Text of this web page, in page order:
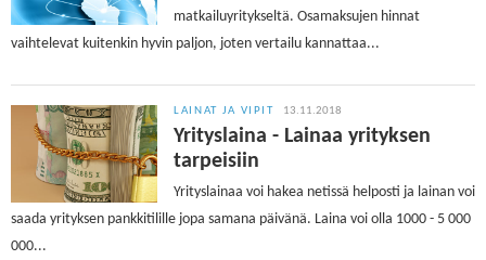
matkailuyritykseltä. Osamaksujen hinnat
vaihtelevat kuitenkin hyvin paljon, joten vertailu kannattaa...
LAINAT JA VIPIT 13.11.2018
Yrityslaina - Lainaa yrityksen
tarpeisiin
Yrityslainaa voi hakea netissä helposti ja lainan voi
saada yrityksen pankkitilille jopa samana päivänä. Laina voi olla 1000 - 5 000
000...